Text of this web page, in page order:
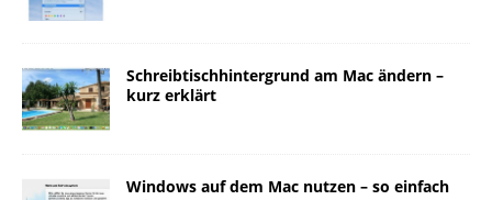
Schreibtischhintergrund am Mac ändern –
kurz erklärt
Windows auf dem Mac nutzen – so einfach